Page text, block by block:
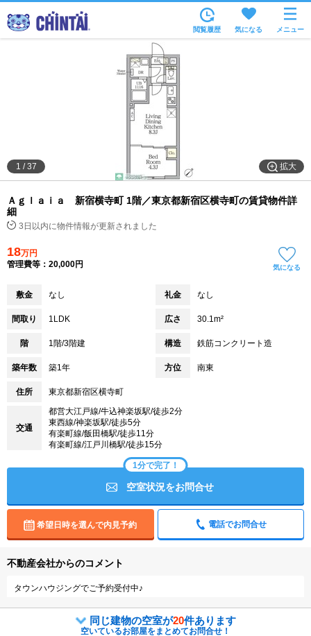
沿線・駅から
住所から
家賃相場から
通勤通学時間から
物件特集から
不動産会社から
TOP
閲覧履歴 気になる メニュー
拡大
1 /37
Ａｇｌａｉａ 新宿横寺町 1階／東京都新宿区横寺町の賃貸物件詳
細
3日以内に物件情報が更新されました
18万円
管理費等：20,000円
気になる
敷金 なし 礼金 なし
間取り 1LDK 広さ 30.1m²
階 1階/3階建 構造 鉄筋コンクリート造
築年数 築1年 方位 南東
住所 東京都新宿区横寺町
交通
都営大江戸線/牛込神楽坂駅/徒歩2分
東西線/神楽坂駅/徒歩5分
有楽町線/飯田橋駅/徒歩11分
有楽町線/江戸川橋駅/徒歩15分
1分で完了！
空室状況をお問合せ
希望日時を選んで内見予約 電話でお問合せ
不動産会社からのコメント
タウンハウジングでご予約受付中♪
同じ建物の空室が20件あります
空いているお部屋をまとめてお問合せ！